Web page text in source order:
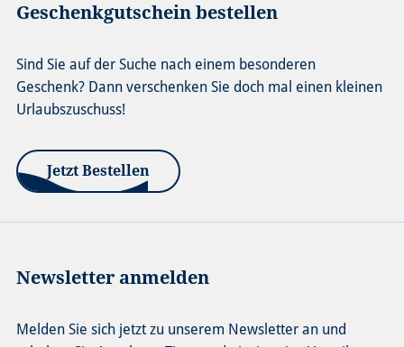
Geschenkgutschein bestellen
Sind Sie auf der Suche nach einem besonderen
Geschenk? Dann verschenken Sie doch mal einen kleinen
Urlaubszuschuss!
Jetzt Bestellen
Newsletter anmelden
Melden Sie sich jetzt zu unserem Newsletter an und